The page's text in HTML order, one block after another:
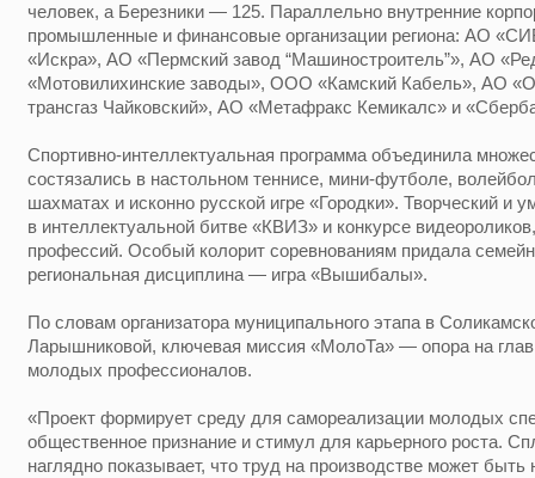
человек, а Березники — 125. Параллельно внутренние
промышленные и финансовые организации региона: АО
«Искра», АО «Пермский завод “Машиностроитель”», АО
«Мотовилихинские заводы», ООО «Камский Кабель», АО
трансгаз Чайковский», АО «Метафракс Кемикалс» и
Спортивно-интеллектуальная программа объединила
состязались в настольном теннисе, мини-футболе,
шахматах и исконно русской игре «Городки». Творческий и
в интеллектуальной битве «КВИЗ» и конкурсе
профессий. Особый колорит соревнованиям придала
региональная дисциплина — игра «Вышибалы».
По словам организатора муниципального этапа в
Ларышниковой, ключевая миссия «МолоТа» — опора на
молодых профессионалов.
«Проект формирует среду для самореализации молодых
общественное признание и стимул для карьерного роста.
наглядно показывает, что труд на производстве может